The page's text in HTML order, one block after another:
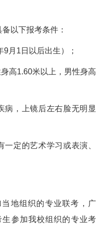
以下报考条件：
月1日以后出生）；
高1.60米以上，男性身高
病，上镜后左右脸无明显
定的艺术学习或表演、
地组织的专业联考，广
参加我校组织的专业考